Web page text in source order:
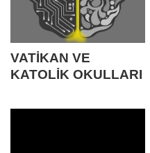
VATİKAN VE
KATOLİK OKULLARI
ÜZERİNDE